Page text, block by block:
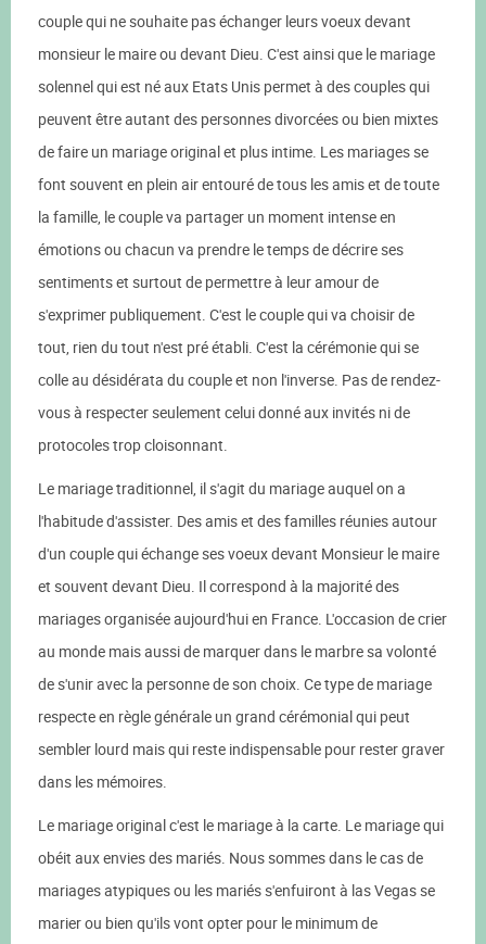
couple qui ne souhaite pas échanger leurs voeux devant
monsieur le maire ou devant Dieu. C'est ainsi que le mariage
solennel qui est né aux Etats Unis permet à des couples qui
peuvent être autant des personnes divorcées ou bien mixtes
de faire un mariage original et plus intime. Les mariages se
font souvent en plein air entouré de tous les amis et de toute
la famille, le couple va partager un moment intense en
émotions ou chacun va prendre le temps de décrire ses
sentiments et surtout de permettre à leur amour de
s'exprimer publiquement. C'est le couple qui va choisir de
tout, rien du tout n'est pré établi. C'est la cérémonie qui se
colle au désidérata du couple et non l'inverse. Pas de rendez-
vous à respecter seulement celui donné aux invités ni de
protocoles trop cloisonnant.
Le mariage traditionnel, il s'agit du mariage auquel on a
l'habitude d'assister. Des amis et des familles réunies autour
d'un couple qui échange ses voeux devant Monsieur le maire
et souvent devant Dieu. Il correspond à la majorité des
mariages organisée aujourd'hui en France. L'occasion de crier
au monde mais aussi de marquer dans le marbre sa volonté
de s'unir avec la personne de son choix. Ce type de mariage
respecte en règle générale un grand cérémonial qui peut
sembler lourd mais qui reste indispensable pour rester graver
dans les mémoires.
Le mariage original c'est le mariage à la carte. Le mariage qui
obéit aux envies des mariés. Nous sommes dans le cas de
mariages atypiques ou les mariés s'enfuiront à las Vegas se
marier ou bien qu'ils vont opter pour le minimum de